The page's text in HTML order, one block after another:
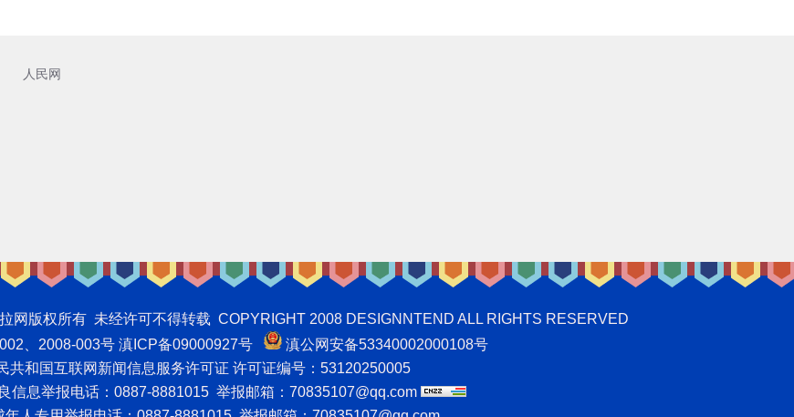
人民网
版权所有 未经许可不得转载 COPYRIGHT 2008 DESIGNNTEND ALL RIGHTS RESERVED
、2008-003号 滇ICP备09000927号
滇公网安备53340002000108号
共和国互联网新闻信息服务许可证 许可证编号：53120250005
信息举报电话：0887-8881015 举报邮箱：70835107@qq.com